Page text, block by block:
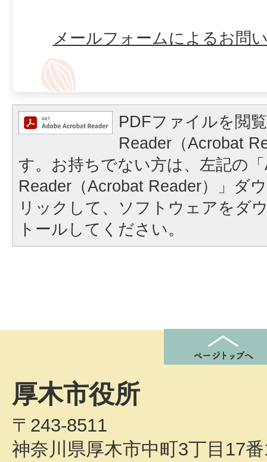
メールフォームによるお問
PDFファイルを閲
Reader（Acrobat
す。お持ちでない方は、左記の
Reader（Acrobat Reader）」ダ
リックして、ソフトウェアをダ
トールしてください。
厚木市役所
〒243-8511
神奈川県厚木市中町3丁目17